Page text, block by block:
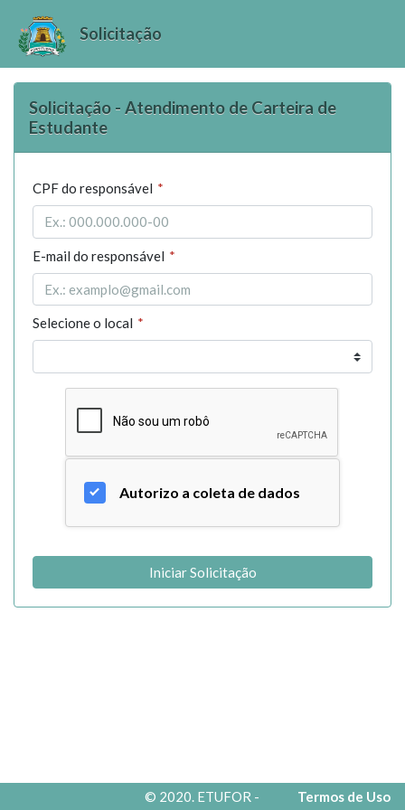
Solicitação
Solicitação - Atendimento de Carteira de
Estudante
CPF do responsável
E-mail do responsável
Selecione o local
Autorizo a coleta de dados
Iniciar Solicitação
© 2020. ETUFOR -
Termos de Uso